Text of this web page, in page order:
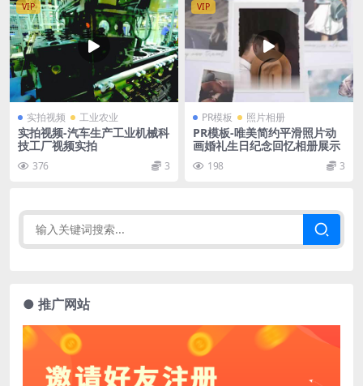
VIP
实拍视频 工业农业
实拍视频-汽车生产工业机械科
技工厂视频实拍
376 3
VIP
PR模板 照片相册
PR模板-唯美简约平滑照片动
画婚礼生日纪念回忆相册展示
198 3
● 推广网站